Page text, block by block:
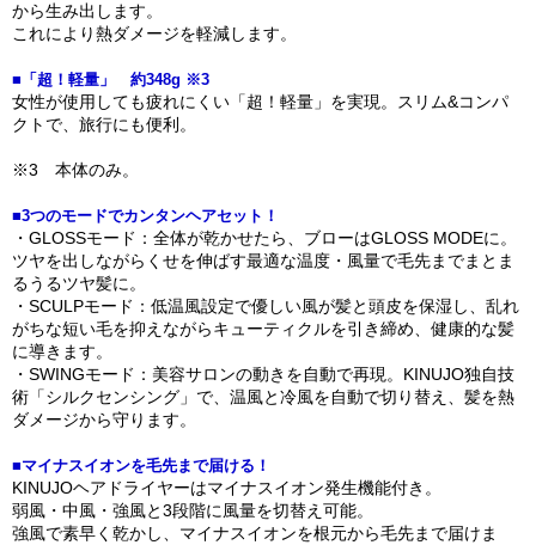
から生み出します。
これにより熱ダメージを軽減します。
■「超！軽量」 約348g ※3
女性が使用しても疲れにくい「超！軽量」を実現。スリム&コンパ
クトで、旅行にも便利。
※3 本体のみ。
■3つのモードでカンタンヘアセット！
・GLOSSモード：全体が乾かせたら、ブローはGLOSS MODEに。
ツヤを出しながらくせを伸ばす最適な温度・風量で毛先までまとま
るうるツヤ髪に。
・SCULPモード：低温風設定で優しい風が髪と頭皮を保湿し、乱れ
がちな短い毛を抑えながらキューティクルを引き締め、健康的な髪
に導きます。
・SWINGモード：美容サロンの動きを自動で再現。KINUJO独自技
術「シルクセンシング」で、温風と冷風を自動で切り替え、髪を熱
ダメージから守ります。
■マイナスイオンを毛先まで届ける！
KINUJOヘアドライヤーはマイナスイオン発生機能付き。
弱風・中風・強風と3段階に風量を切替え可能。
強風で素早く乾かし、マイナスイオンを根元から毛先まで届けま